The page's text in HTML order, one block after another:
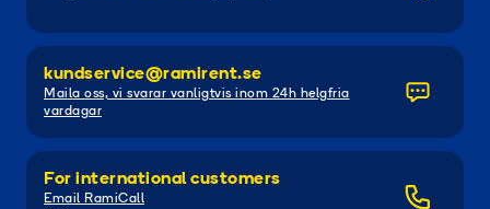
kundservice@ramirent.se
Maila oss, vi svarar vanligtvis inom 24h helgfria
vardagar
For international customers
Email RamiCall